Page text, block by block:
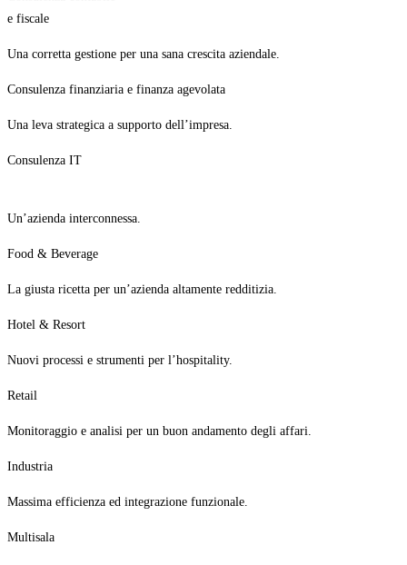
e fiscale
Una corretta gestione per una sana crescita aziendale.
Consulenza finanziaria e finanza agevolata
Una leva strategica a supporto dell’impresa.
Consulenza IT
Un’azienda interconnessa.
Food & Beverage
La giusta ricetta per un’azienda altamente redditizia.
Hotel & Resort
Nuovi processi e strumenti per l’hospitality.
Retail
Monitoraggio e analisi per un buon andamento degli affari.
Industria
Massima efficienza ed integrazione funzionale.
Multisala